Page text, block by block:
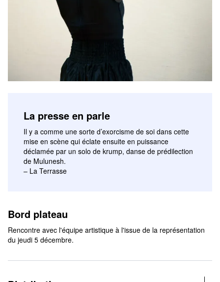
La presse en parle
Il y a comme une sorte d’exorcisme de soi dans cette
mise en scène qui éclate ensuite en puissance
déclamée par un solo de krump, danse de prédilection
de Mulunesh.
– La Terrasse
Bord plateau
Rencontre avec l'équipe artistique à l'issue de la représentation
du jeudi 5 décembre.